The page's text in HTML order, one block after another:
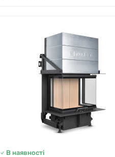
В наявності